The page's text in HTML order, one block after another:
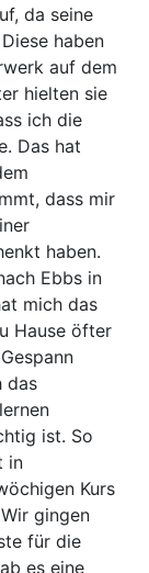
da seine
haben
auf dem
hielten sie
ich die
Das hat
dass mir
haben.
Ebbs in
mich das
Hause öfter
das
ist. So
in
Kurs
gingen
für die
es eine